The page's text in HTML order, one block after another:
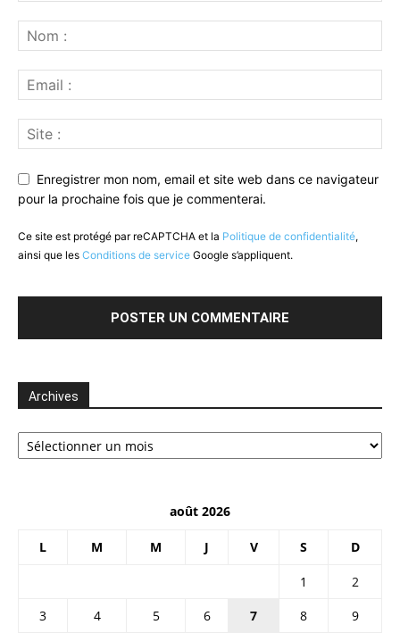
Enregistrer mon nom, email et site web dans ce navigateur
pour la prochaine fois que je commenterai.
Ce site est protégé par reCAPTCHA et la Politique de confidentialité,
ainsi que les Conditions de service Google s’appliquent.
Archives
Archives
août 2026
L M M J V S D
1
2
3
4 5 6 7 8
9